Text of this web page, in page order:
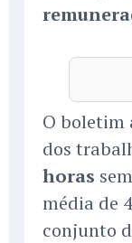
O boletim
dos
horas
média de
conjunto